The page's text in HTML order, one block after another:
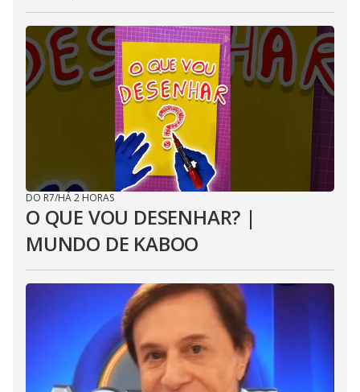
DO R7/HÁ 2 HORAS
O QUE VOU DESENHAR? |
MUNDO DE KABOO